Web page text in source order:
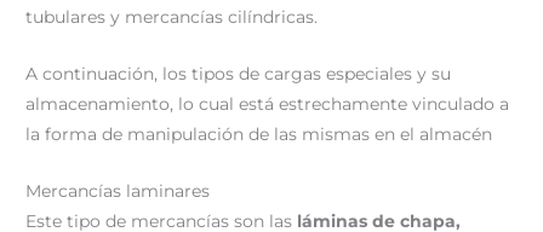
tubulares y mercancías cilíndricas.
A continuación, los tipos de cargas especiales y su
almacenamiento, lo cual está estrechamente vinculado a
la forma de manipulación de las mismas en el almacén
Mercancías laminares
Este tipo de mercancías son las láminas de chapa,